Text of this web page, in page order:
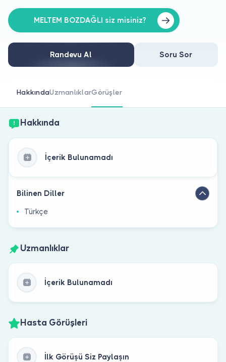
Doktorlar için
Doktor musunuz?
MELTEM BOZDAĞLI siz misiniz?
Randevu Al Soru Sor
HakkındaUzmanlıklarGörüşler
Hakkında
İçerik Bulunamadı
Bilinen Diller
Türkçe
Uzmanlıklar
İçerik Bulunamadı
Hasta Görüşleri
İlk Görüşü Siz Paylaşın